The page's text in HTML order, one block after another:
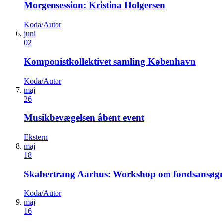
Morgensession: Kristina Holgersen
Koda/Autor
juni
02
Komponistkollektivet samling København
Koda/Autor
maj
26
Musikbevægelsen åbent event
Ekstern
maj
18
Skabertrang Aarhus: Workshop om
Koda/Autor
maj
16